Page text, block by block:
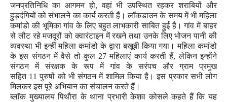
जनप्रतिनिधि का आगमन हो,वहां भी उपस्थित रहकर शराबियों और
हुड़दंगियों को संभालने का कार्य करती हैं। लाॅकडाउन के समय में भी महिला
कमांडो की भूमिका गांव के लिए बहुत लाभकारी साबित हुई है। गांव में बाहर
से लौट रहे मजदूरों को क्वारंटाइन में रखने तथा उनके लिए भोजन पानी की
व्यवस्था भी इन्हीं महिला कमांडो के द्वारा बखूबी किया गया। महिला कमांडो
के इस संगठन में वैसे तो कुल 27महिलाएं कार्य करती हैं,लेकिन इन्होंने
संगठन में संरक्षक के रूप में गांव के सरंपच और ग्राम प्रमुख
सहित 11पुरुषों को भी संगठन में शामिल किया है। इस प्रकार सभी लोग
मिलकर इस पूरे अभियान का संचालन करते हैं।
ब्लाॅक मुख्यालय पिथौरा के थाना प्रभारी केशव कोसले कहते हैं कि यह